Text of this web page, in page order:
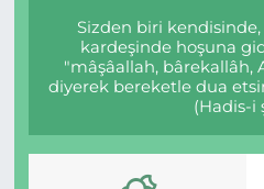
Sizden biri
kardeşinde hoşuna
"mâşâallah, bârekallâh,
diyerek bereketle dua
(Hadis-i